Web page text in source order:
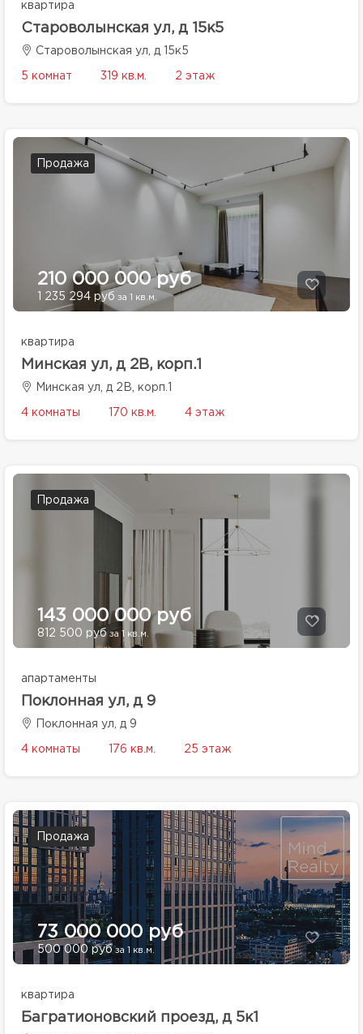
квартира
Староволынская ул, д 15к5
Староволынская ул, д 15к5
5 комнат 319 кв.м. 2 этаж
Продажа
210 000 000 руб
1 235 294 руб за 1 кв.м.
квартира
Минская ул, д 2В, корп.1
Минская ул, д 2В, корп.1
4 комнаты 170 кв.м. 4 этаж
Продажа
143 000 000 руб
812 500 руб за 1 кв.м.
апартаменты
Поклонная ул, д 9
Поклонная ул, д 9
4 комнаты 176 кв.м. 25 этаж
Продажа
73 000 000 руб
500 000 рубза 1 кв.м.
квартира
Багратионовский проезд, д 5к1